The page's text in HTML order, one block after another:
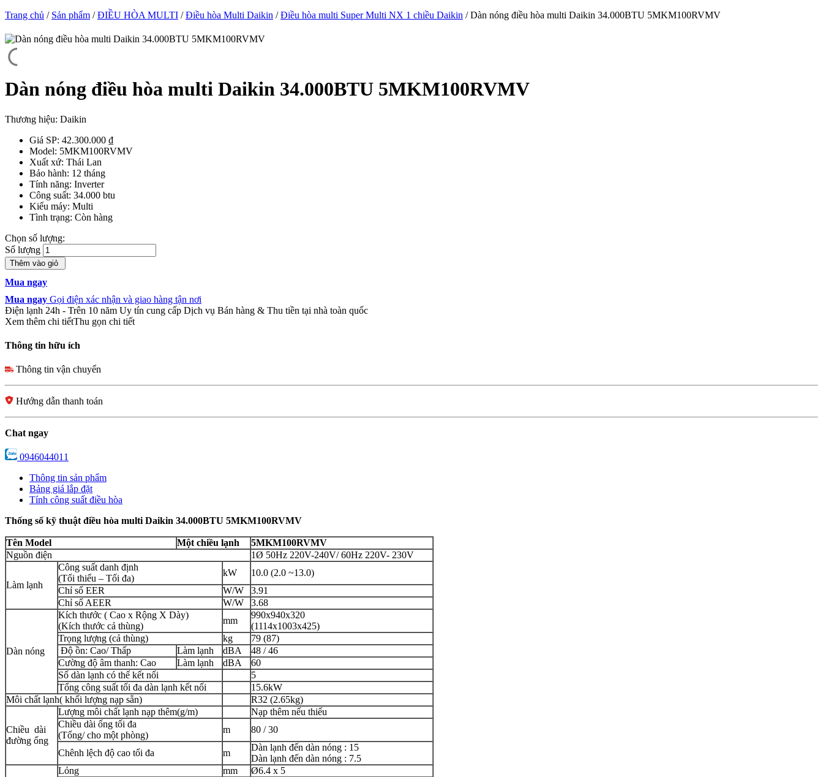
Trang chủ / Sản phẩm /ĐIỀU HÒA MULTI /Điều hòa Multi Daikin /Điều hòa multi Super Multi NX 1 chiều Daikin /Dàn nóng điều hòa multi Daikin 34.000BTU 5MKM100RVMV
Dàn nóng điều hòa multi Daikin 34.000BTU 5MKM100RVMV
Thương hiệu: Daikin
Giá SP: 42.300.000 ₫
Model: 5MKM100RVMV
Xuất xứ: Thái Lan
Bảo hành: 12 tháng
Tính năng: Inverter
Công suất: 34.000 btu
Kiểu máy: Multi
Tình trạng: Còn hàng
Chọn số lượng:
Số lượng
Thêm vào giỏ
Mua ngay
Mua ngay Gọi điện xác nhận và giao hàng tận nơi
Điện lạnh 24h - Trên 10 năm Uy tín cung cấp Dịch vụ Bán hàng & Thu tiền tại nhà toàn quốc
Xem thêm chi tiếtThu gọn chi tiết
Thông tin hữu ích
Thông tin vận chuyển
Hướng dẫn thanh toán
Chat ngay
0946044011
Thông tin sản phẩm
Bảng giá lắp đặt
Tính công suất điều hòa
Thống số kỹ thuật điều hòa multi Daikin 34.000BTU 5MKM100RVMV
Tên Model Một chiều lạnh
5MKM100RVMV
Nguồn điện
1Ø 50Hz 220V-240V/ 60Hz 220V- 230V
Làm lạnh
Công suất danh định
(Tối thiểu – Tối đa)
kW
10.0 (2.0 ~13.0)
Chỉ số EER
W/W
3.91
Chỉ số AEER
W/W 3.68
Dàn nóng
Kích thước ( Cao x Rộng X Dày)
(Kích thước cả thùng)
mm
990x940x320
(1114x1003x425)
Trọng lượng (cả thùng)
kg
79 (87)
Độ ồn: Cao/ Thấp
Làm lạnh dBA
48 / 46
Cường độ âm thanh: Cao
Làm lạnh dBA
60
Số dàn lạnh có thể kết nối
5
Tổng công suất tối đa dàn lạnh kết nối
15.6kW
Môi chất lạnh( khối lượng nạp sẵn)
R32 (2.65kg)
Chiều dài
đường ống
Lượng môi chất lạnh nạp thêm(g/m)
Nạp thêm nếu thiếu
Chiều dài ống tối đa
(Tổng/ cho một phòng)
m 80 / 30
Chênh lệch độ cao tối đa m
Dàn lạnh đến dàn nóng : 15
Dàn lạnh đến dàn nóng : 7.5
Lỏng mm Ø6.4 x 5